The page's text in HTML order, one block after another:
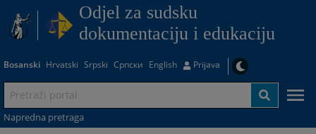
Odjel za sudsku
dokumentaciju i edukaciju
Bosanski Hrvatski Srpski Српски English Prijava
Napredna pretraga